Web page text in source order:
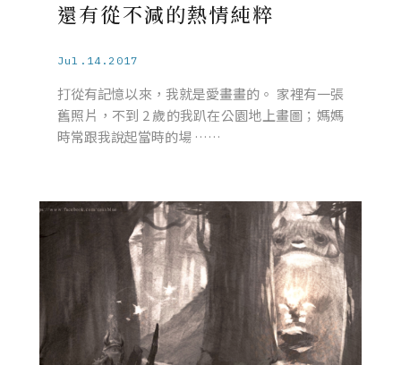
還有從不減的熱情純粹
Jul.14.2017
打從有記憶以來，我就是愛畫畫的。 家裡有一張
舊照片，不到 2 歲的我趴在公園地上畫圖；媽媽
時常跟我說起當時的場 ……